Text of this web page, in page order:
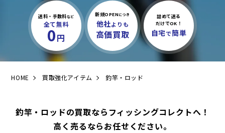
送料・手数料など
全て無料
0円
新規OPEN につき
他社よりも
高価買取
詰めて送る
だけでOK！
自宅で簡単
HOME 買取強化アイテム 釣竿・ロッド
釣竿・ロッドの買取ならフィッシングコレクトへ！
高く売るならお任せください。